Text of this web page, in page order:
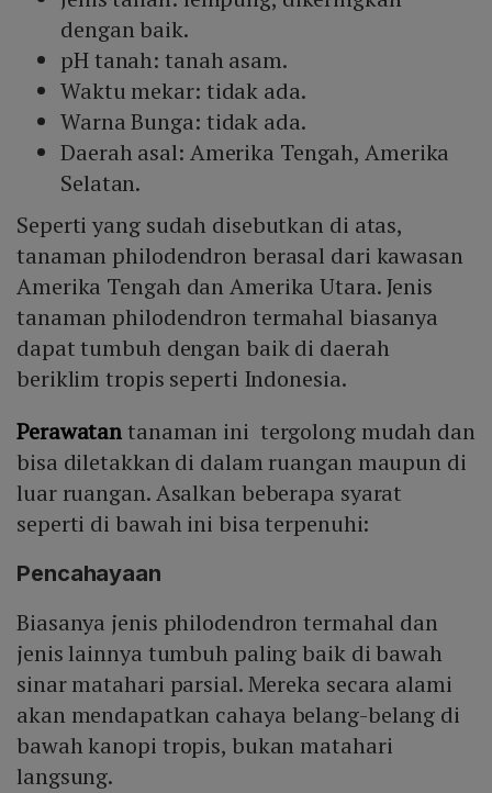
dengan baik.
pH tanah: tanah asam.
Waktu mekar: tidak ada.
Warna Bunga: tidak ada.
Daerah asal: Amerika Tengah, Amerika
Selatan.
Seperti yang sudah disebutkan di atas,
tanaman philodendron berasal dari kawasan
Amerika Tengah dan Amerika Utara. Jenis
tanaman philodendron termahal biasanya
dapat tumbuh dengan baik di daerah
beriklim tropis seperti Indonesia.
Perawatantanaman ini tergolong mudah dan
bisa diletakkan di dalam ruangan maupun di
luar ruangan. Asalkan beberapa syarat
seperti di bawah ini bisa terpenuhi:
Pencahayaan
Biasanya jenis philodendron termahal dan
jenis lainnya tumbuh paling baik di bawah
sinar matahari parsial. Mereka secara alami
akan mendapatkan cahaya belang-belang di
bawah kanopi tropis, bukan matahari
langsung.